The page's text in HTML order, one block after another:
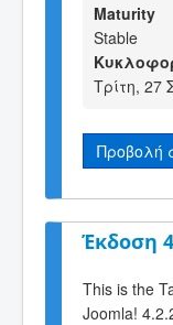
Maturity
Stable
Τρίτη, 27
Προβολή
Έκδοση
This is the
Joomla!